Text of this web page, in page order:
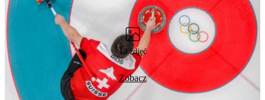
12 zdjęć
Zobacz